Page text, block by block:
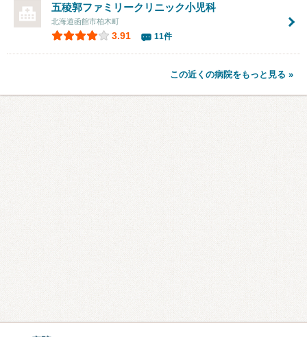
五稜郭ファミリークリニック小児科
北海道函館市柏木町
3.91 11件
この近くの病院をもっと見る »